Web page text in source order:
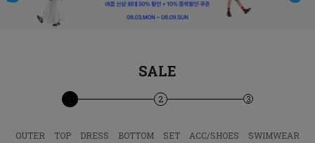
SALE
2 3
OUTER TOP DRESS BOTTOM SET ACC/SHOES SWIMWEAR